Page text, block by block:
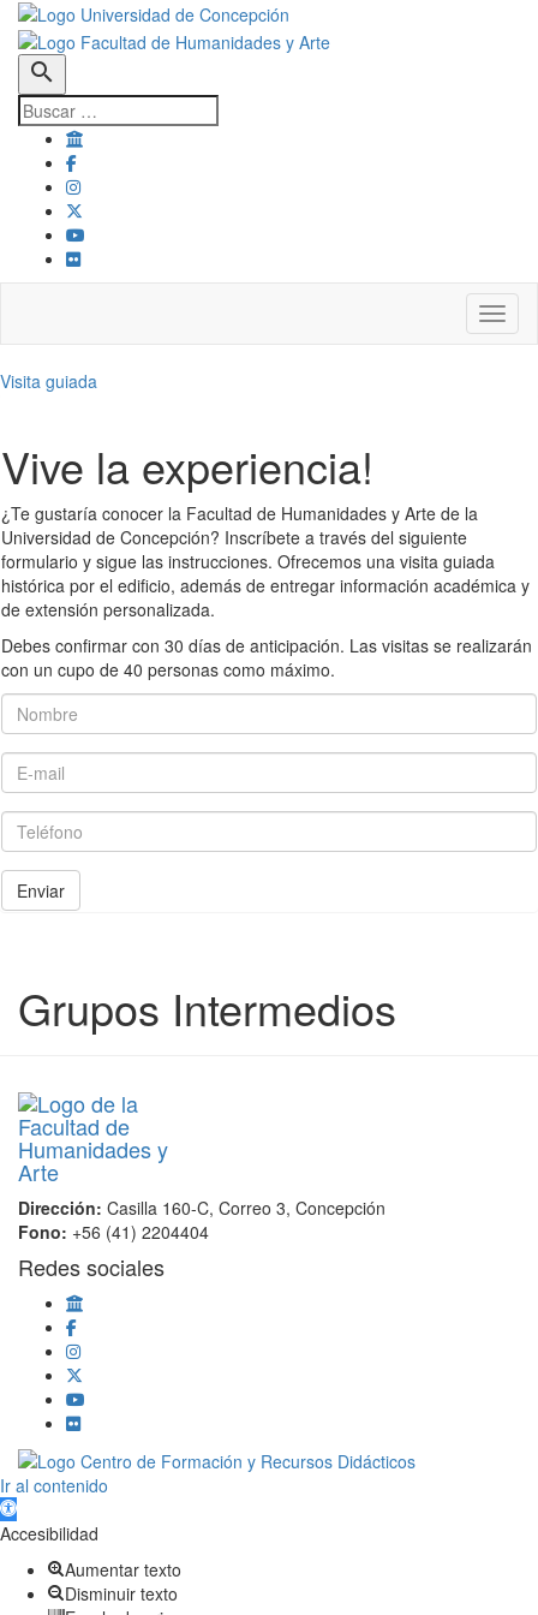
search
Visita guiada
Vive la experiencia!
¿Te gustaría conocer la Facultad de Humanidades y Arte de la
Universidad de Concepción? Inscríbete a través del siguiente
formulario y sigue las instrucciones. Ofrecemos una visita guiada
histórica por el edificio, además de entregar información académica y
de extensión personalizada.
Debes confirmar con 30 días de anticipación. Las visitas se realizarán
con un cupo de 40 personas como máximo.
Nombre
E-mail
Teléfono
Enviar
Grupos Intermedios
Dirección: Casilla 160-C, Correo 3, Concepción
Fono: +56 (41) 2204404
Redes sociales
Scroll
Up
Ir al contenido
Abrir barra de herramientas
Accesibilidad
Aumentar texto
Disminuir texto